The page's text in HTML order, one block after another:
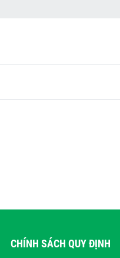
CHÍNH SÁCH QUY ĐỊNH